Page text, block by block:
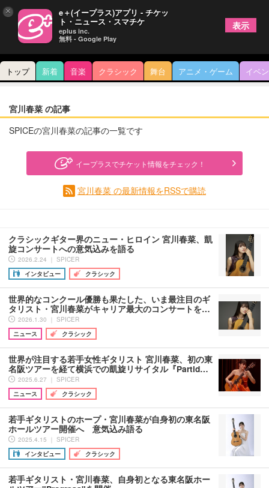
トップ 新着 音楽 クラシック 舞台 アニメ・ゲーム イベ
宮川春菜 の記事
SPICEの宮川春菜の記事の一覧です
イープラスでチケット情報をチェック！
宮川春菜 の最新情報をRSSで購読
クラシックギター界のニュー・ヒロイン 宮川春菜、凱
旋コンサートへの意気込みを語る
2026.2.24 ｜ SPICER
インタビュー
クラシック
世界的なコンクール優勝も果たした、いま最注目のギ
タリスト・宮川春菜がキャリア最大のコンサートを…
2026.1.30 ｜ SPICER
ニュース
クラシック
世界が注目する若手女性ギタリスト 宮川春菜、初の東
名阪ツアーを経て横浜での凱旋リサイタル『Partid…
2025.6.27 ｜ SPICER
ニュース
クラシック
若手ギタリストのホープ・宮川春菜が自身初の東名阪
ホールツアー開催へ 意気込み語る
2025.4.15 ｜ SPICER
インタビュー
クラシック
若手ギタリスト・宮川春菜、自身初となる東名阪ホー
× e＋(イープラス)アプリ - チケッ
ト・ニュース・スマチケ
eplus inc.
無料 - Google Play
表示